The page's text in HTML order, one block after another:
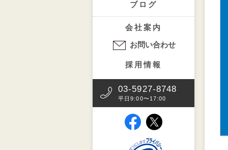
ブログ
会社案内
お問い合わせ
採用情報
03-5927-8748
平日9:00〜17:00
（別タブで開きます）
（別タブで開きます）